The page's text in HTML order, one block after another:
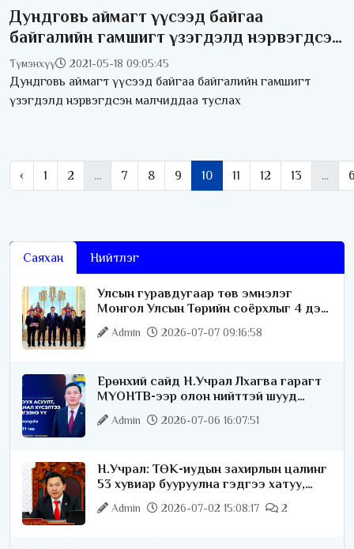
Дундговь аймагт үүсээд байгаа
байгалийн гамшигт үзэгдэлд нэрвэгдсэн
малчиддаа туслах “НУТАГ МИНЬ“
хандивын тоглолт болно
Түмэнхүү 2021-05-18 09:05:45
Дундговь аймагт үүсээд байгаа байгалийн гамшигт
үзэгдэлд нэрвэгдсэн малчиддаа туслах
‹ 1 2 ... 7 8 9 10 11 12 13 ...
Саяхан Нийтлэг
Улсын гуравдугаар төв эмнэлэг
Монгол Улсын Төрийн соёрхлыг 4 дэх
удаагаа хүртлээ
Admin 2026-07-07 09:16:58
Ерөнхий сайд Н.Учрал Лхагва гарагт
МҮОНТВ-ээр олон нийттэй шууд
ярилцана
Admin 2026-07-06 16:07:51
Н.Учрал: ТӨК-иудын захирлын цалинг
53 хувиар бууруулна гэдгээ хатуу,
хариуцлагатайгаар хэлье
Admin 2026-07-02 15:08:17 2